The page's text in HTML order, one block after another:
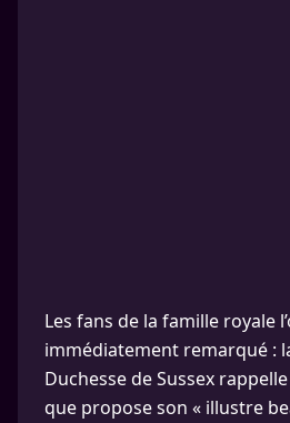
Les fans de la famille royale
immédiatement remarqué :
Duchesse de Sussex
que propose son « illustre